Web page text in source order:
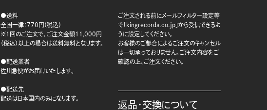
●送料
全国一律：770円（税込）
※1回のご注文で、ご注文金額11,000円
（税込）以上の場合は送料無料となります。
●配送業者
佐川急便がお届けいたします。
●配送先
配送は日本国内のみになります。
ご注文される前にメールフィルター設定等
で「kingrecords.co.jp」から受信できるよ
うに設定してください。
お客様のご都合によるご注文のキャンセル
は一切承っておりません。ご注文内容をご
確認の上、ご注文ください。
返品・交換について